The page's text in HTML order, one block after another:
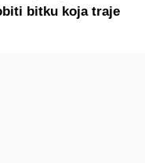
bitku koja traje